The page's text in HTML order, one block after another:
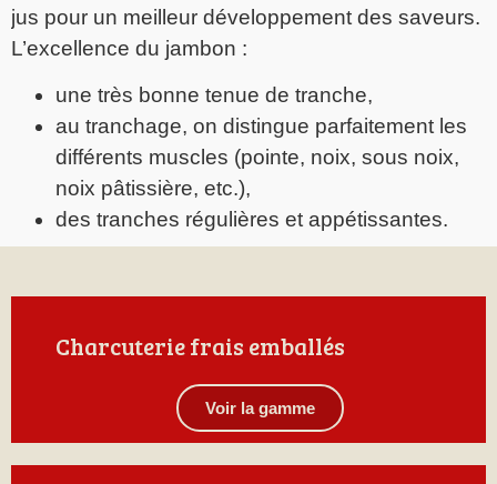
jus pour un meilleur développement des saveurs.
L’excellence du jambon :
une très bonne tenue de tranche,
au tranchage, on distingue parfaitement les
différents muscles (pointe, noix, sous noix,
noix pâtissière, etc.),
des tranches régulières et appétissantes.
Charcuterie frais emballés
Voir la gamme